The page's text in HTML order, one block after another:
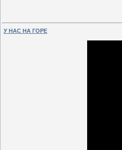
У НАС НА ГОРЕ